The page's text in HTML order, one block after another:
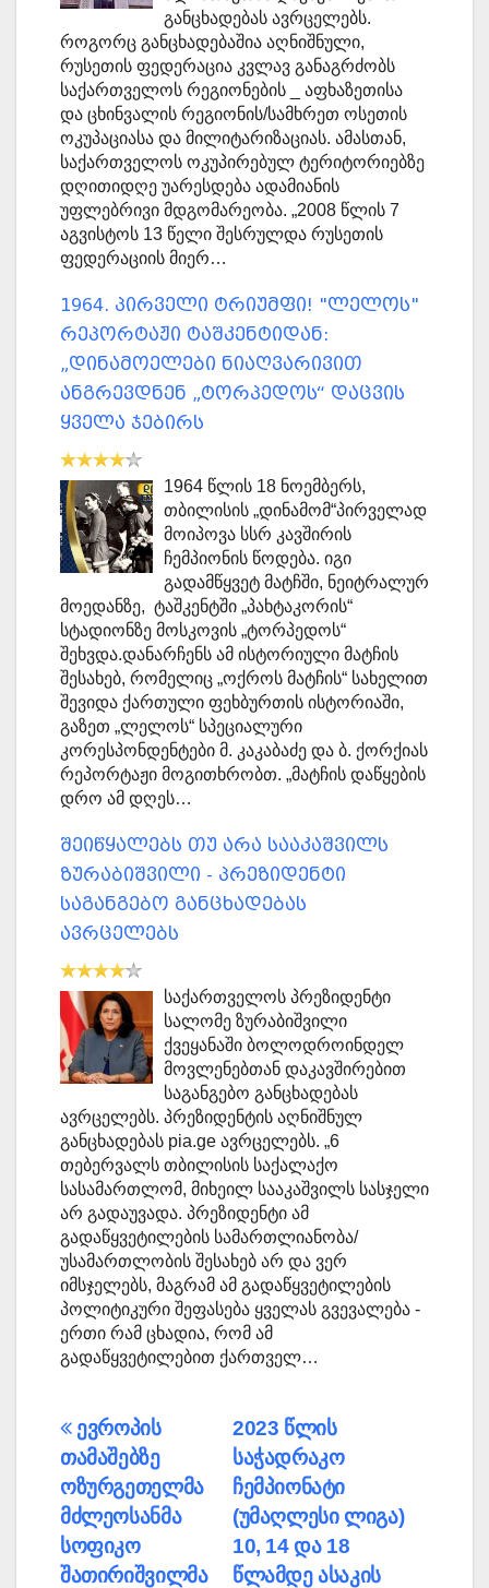
განცხადებას ავრცელებს.
როგორც განცხადებაშია აღნიშნული,
რუსეთის ფედერაცია კვლავ განაგრძობს
საქართველოს რეგიონების _ აფხაზეთისა
და ცხინვალის რეგიონის/სამხრეთ ოსეთის
ოკუპაციასა და მილიტარიზაციას. ამასთან,
საქართველოს ოკუპირებულ ტერიტორიებზე
დღითიდღე უარესდება ადამიანის
უფლებრივი მდგომარეობა. „2008 წლის 7
აგვისტოს 13 წელი შესრულდა რუსეთის
ფედერაციის მიერ…
1964. პირველი ტრიუმფი! "ლელოს"
რეპორტაჟი ტაშკენტიდან:
„დინამოელები ნიაღვარივით
ანგრევდნენ „ტორპედოს“ დაცვის
ყველა ჯებირს
1964 წლის 18 ნოემბერს,
თბილისის „დინამომ“პირველად
მოიპოვა სსრ კავშირის
ჩემპიონის წოდება. იგი
გადამწყვეტ მატჩში, ნეიტრალურ
მოედანზე, ტაშკენტში „პახტაკორის“
სტადიონზე მოსკოვის „ტორპედოს“
შეხვდა.დანარჩენს ამ ისტორიული მატჩის
შესახებ, რომელიც „ოქროს მატჩის“ სახელით
შევიდა ქართული ფეხბურთის ისტორიაში,
გაზეთ „ლელოს“ სპეციალური
კორესპონდენტები მ. კაკაბაძე და ბ. ქორქიას
რეპორტაჟი მოგითხრობთ. „მატჩის დაწყების
დრო ამ დღეს…
შეიწყალებს თუ არა სააკაშვილს
ზურაბიშვილი - პრეზიდენტი
საგანგებო განცხადებას
ავრცელებს
საქართველოს პრეზიდენტი
სალომე ზურაბიშვილი
ქვეყანაში ბოლოდროინდელ
მოვლენებთან დაკავშირებით
საგანგებო განცხადებას
ავრცელებს. პრეზიდენტის აღნიშნულ
განცხადებას pia.ge ავრცელებს. „6
თებერვალს თბილისის საქალაქო
სასამართლომ, მიხეილ სააკაშვილს სასჯელი
არ გადაუვადა. პრეზიდენტი ამ
გადაწყვეტილების სამართლიანობა/
უსამართლობის შესახებ არ და ვერ
იმსჯელებს, მაგრამ ამ გადაწყვეტილების
პოლიტიკური შეფასება ყველას გვევალება -
ერთი რამ ცხადია, რომ ამ
გადაწყვეტილებით ქართველ…
პოსტის
ნავიგაცია
2023 წლის
საჭადრაკო
ჩემპიონატი
(უმაღლესი ლიგა)
10, 14 და 18
წლამდე ასაკის
ევროპის
თამაშებზე
ოზურგეთელმა
მძლეოსანმა
სოფიკო
შათირიშვილმა